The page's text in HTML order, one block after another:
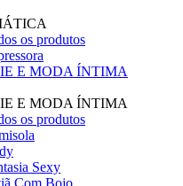
os produtos
E MODA ÍNTIMA
E MODA ÍNTIMA
os produtos
Sexy
Com Bojo